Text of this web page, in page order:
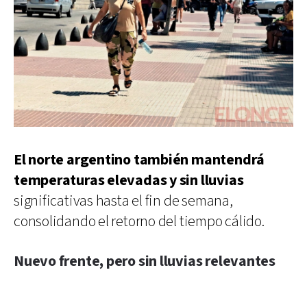
El norte argentino también mantendrá
temperaturas elevadas y sin lluvias
significativas hasta el fin de semana,
consolidando el retorno del tiempo cálido.
Nuevo frente, pero sin lluvias relevantes